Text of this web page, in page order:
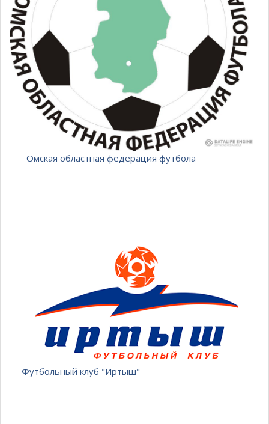
Омская областная федерация футбола
Футбольный клуб "Иртыш"